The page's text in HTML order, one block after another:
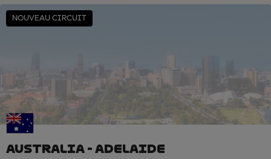
NOUVEAU CIRCUIT
AUSTRALIA - ADELAIDE